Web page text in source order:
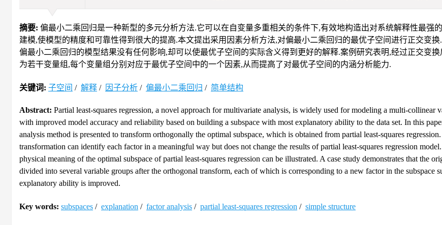
摘要: 偏最小二乘回归是一种新型的多元分析方法.它可以在自变量多重相关的条件下,有效地构造出对系统解释性最强
建模,使模型的精度和可靠性得到很大的提高.本文提出采用因素分析方法,对偏最小二乘回归的最优子空间进行正交变
偏最小二乘回归的模型结果没有任何影响,却可以使最优子空间的实际含义得到更好的解释.案例研究表明,经过正交变
为若干变量组,每个变量组分别对应于最优子空间中的一个因素,从而提高了对最优子空间的内涵分析能力.
关键词: 子空间 / 解释 / 因子分析 / 偏最小二乘回归 / 简单结构
Abstract: Partial least-squares regression, a novel approach for multivariate analysis, is widely used for modeling a multi-collinear
with improved model accuracy and reliability based on building a subspace with most explanatory ability to the data set. In this
analysis method is presented to transform orthogonally the optimal subspace, which is obtained from partial least-squares
transformation can identify each factor in a meaningful way but does not change the results of partial least-squares regression
physical meaning of the optimal subspace of partial least-squares regression can be illustrated. A case study demonstrates that the
divided into several variable groups after the orthogonal transform, each of which is corresponding to a new factor in the subspace
explanatory ability is improved.
Key words: subspaces / explanation / factor analysis / partial least-squares regression / simple structure